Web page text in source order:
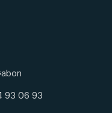
93 06 93